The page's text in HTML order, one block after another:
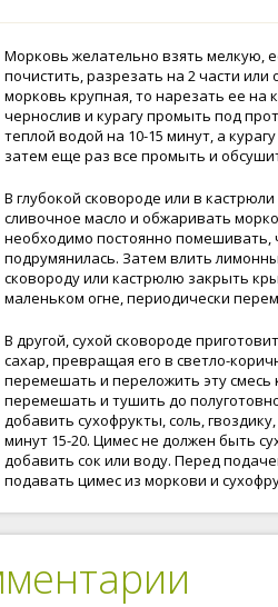
Морковь желательно взять мелкую,
почистить, разрезать на 2 части или
морковь крупная, то нарезать ее на
чернослив и курагу промыть под
теплой водой на 10-15 минут, а
затем еще раз все промыть и
В глубокой сковороде или в
сливочное масло и обжаривать
необходимо постоянно помешивать,
подрумянилась. Затем влить
сковороду или кастрюлю закрыть
маленьком огне, периодически
В другой, сухой сковороде
сахар, превращая его в светло-
перемешать и переложить эту смесь
перемешать и тушить до
добавить сухофрукты, соль,
минут 15-20. Цимес не должен быть
добавить сок или воду. Перед
подавать цимес из моркови и